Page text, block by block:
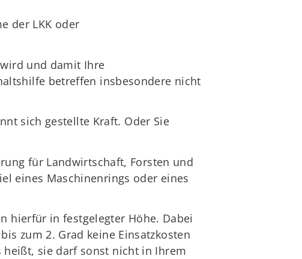
der LKK oder
und damit Ihre
betreffen insbesondere nicht
sich gestellte Kraft. Oder Sie
für Landwirtschaft, Forsten und
eines Maschinenrings oder eines
hierfür in festgelegter Höhe. Dabei
zum 2. Grad keine Einsatzkosten
heißt, sie darf sonst nicht in Ihrem